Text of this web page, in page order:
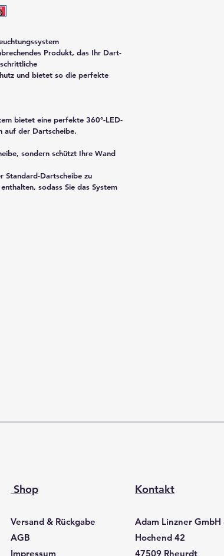
Produkt, das Ihr Dart-
und bietet so die perfekte
bietet eine perfekte 360°-LED-
auf der Dartscheibe.
sondern schützt Ihre Wand
sodass Sie das System
Shop
Versand & Rückgabe
AGB
Impressum
Kontakt
Adam Linzner GmbH
Hochend 42
47509 Rheurdt